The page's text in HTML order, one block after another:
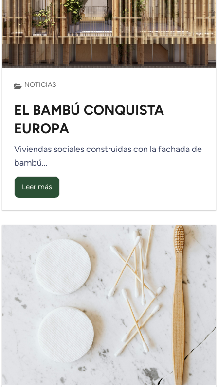
NOTICIAS
EL BAMBÚ CONQUISTA
EUROPA
Viviendas sociales construidas con la fachada de
bambú…
Leer más